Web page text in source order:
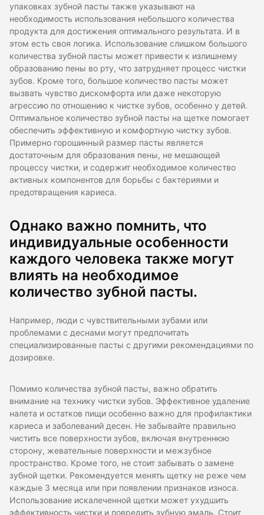
упаковках зубной пасты также указывают на
необходимость использования небольшого количества
продукта для достижения оптимального результата. И в
этом есть своя логика. Использование слишком большого
количества зубной пасты может привести к излишнему
образованию пены во рту, что затрудняет процесс чистки
зубов. Кроме того, большое количество пасты может
вызвать чувство дискомфорта или даже некоторую
агрессию по отношению к чистке зубов, особенно у детей.
Оптимальное количество зубной пасты на щетке помогает
обеспечить эффективную и комфортную чистку зубов.
Примерно горошинный размер пасты является
достаточным для образования пены, не мешающей
процессу чистки, и содержит необходимое количество
активных компонентов для борьбы с бактериями и
предотвращения кариеса.
Однако важно помнить, что
индивидуальные особенности
каждого человека также могут
влиять на необходимое
количество зубной пасты.
Например, люди с чувствительными зубами или
проблемами с деснами могут предпочитать
специализированные пасты с другими рекомендациями по
дозировке.
Помимо количества зубной пасты, важно обратить
внимание на технику чистки зубов. Эффективное удаление
налета и остатков пищи особенно важно для профилактики
кариеса и заболеваний десен. Не забывайте правильно
чистить все поверхности зубов, включая внутреннюю
сторону, жевательные поверхности и межзубное
пространство. Кроме того, не стоит забывать о замене
зубной щетки. Рекомендуется менять щетку не реже чем
каждые 3 месяца или при появлении признаков износа.
Использование искалеченной щетки может ухудшить
эффективность чистки и повредить зубную эмаль. Стоит